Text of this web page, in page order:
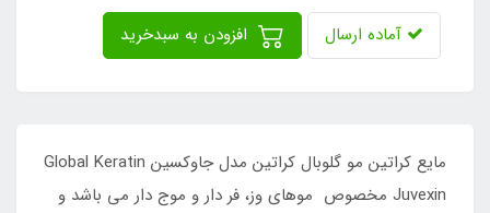
آماده ارسال
مایع کراتین مو گلوبال کراتین مدل جاوکسین Global Keratin
Juvexin مخصوص موهای وز، فر دار و موج دار می باشد و